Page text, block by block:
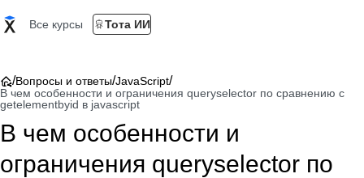
Все курсы Тота ИИ
/Вопросы и ответы/JavaScript/
В чем особенности и ограничения queryselector по сравнению с
getelementbyid в javascript
В чем особенности и
ограничения queryselector по